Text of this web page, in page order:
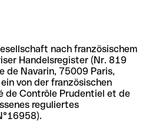
nach französischem
Handelsregister (Nr. 819
de Navarin, 75009 Paris,
von der französischen
de Contrôle Prudentiel et de
reguliertes